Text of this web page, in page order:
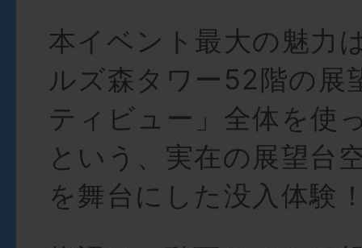
本イベント最大の魅力
ルズ森タワー52階の展
ティビュー」全体を使
という、実在の展望台
を舞台にした没入体験